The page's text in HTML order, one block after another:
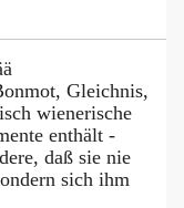
Gleichnis,
wienerische
enthält -
daß sie nie
sich ihm